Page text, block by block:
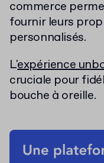
commerce
fournir leurs
personnalisés.
L'expérience
cruciale pour
bouche à oreille.